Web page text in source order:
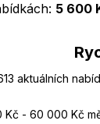
5 600
aktuálních
- 60 000 Kč